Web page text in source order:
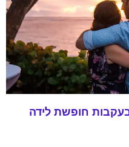
חופשת לידה